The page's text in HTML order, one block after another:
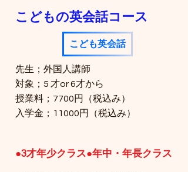
​こどもの英会話コース
こども英会話
先生；外国人講師
対象；5 才or 6才から
​授業料；7700円（税込み）
​入学金；11000円（税込み）
●3才年少クラス●年中・年長クラス